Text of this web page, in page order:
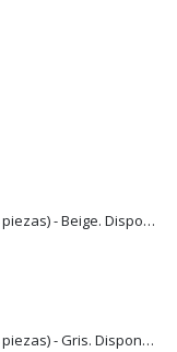
Visera de ajuste multiusos (4 piezas) - Beige. Disponible en México, Colombia, USA, Perú y España
Visera de ajuste multiusos (4 piezas) - Gris. Disponible en México, Colombia, USA, Perú y España